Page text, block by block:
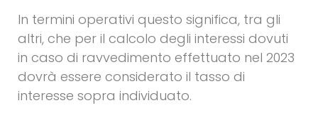
In termini operativi questo significa, tra gli
altri, che per il calcolo degli interessi dovuti
in caso di ravvedimento effettuato nel 2023
dovrà essere considerato il tasso di
interesse sopra individuato.